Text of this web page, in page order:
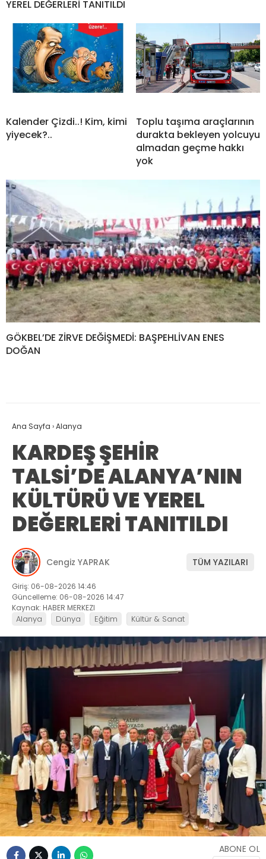
YEREL DEĞERLERİ TANITILDI
Kalender Çizdi..! Kim, kimi
yiyecek?..
Toplu taşıma araçlarının
durakta bekleyen yolcuyu
almadan geçme hakkı
yok
GÖKBEL’DE ZİRVE DEĞİŞMEDİ: BAŞPEHLİVAN ENES
DOĞAN
Ana Sayfa ›Alanya
KARDEŞ ŞEHİR
TALSİ’DE ALANYA’NIN
KÜLTÜRÜ VE YEREL
DEĞERLERİ TANITILDI
Cengiz YAPRAK TÜM YAZILARI
Giriş: 06-08-2026 14:46
Güncelleme: 06-08-2026 14:47
Kaynak: HABER MERKEZI
Alanya Dünya Eğitim Kültür & Sanat
ABONE OL